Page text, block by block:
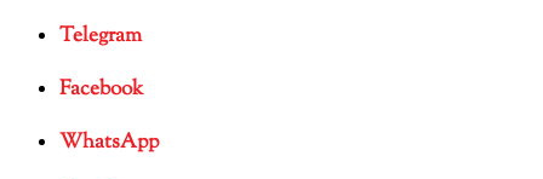
Telegram
Facebook
WhatsApp